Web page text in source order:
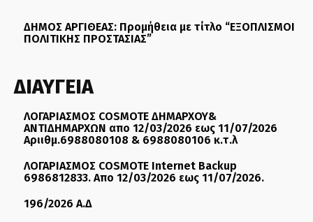
ΔΗΜΟΣ ΑΡΓΙΘΕΑΣ: Προμήθεια με τίτλο “ΕΞΟΠΛΙΣΜΟΙ
ΠΟΛΙΤΙΚΗΣ ΠΡΟΣΤΑΣΙΑΣ”
ΔΙΑΥΓΕΙΑ
ΛΟΓΑΡΙΑΣΜΟΣ COSMOTE ΔΗΜΑΡΧΟΥ&
ΑΝΤΙΔΗΜΑΡΧΩΝ απο 12/03/2026 εως 11/07/2026
Αριιθμ.6988080108 & 6988080106 κ.τ.λ
ΛΟΓΑΡΙΑΣΜΟΣ COSMOTE Internet Backup
6986812833. Απο 12/03/2026 εως 11/07/2026.
196/2026 Α.Δ